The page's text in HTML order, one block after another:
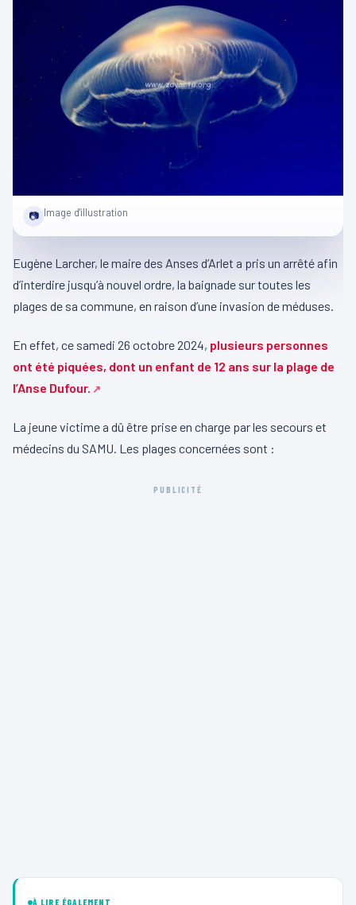
📷 Image d'illustration
Eugène Larcher, le maire des Anses d’Arlet a pris un arrêté afin
d’interdire jusqu’à nouvel ordre, la baignade sur toutes les
plages de sa commune, en raison d’une invasion de méduses.
En effet, ce samedi 26 octobre 2024, plusieurs personnes
ont été piquées, dont un enfant de 12 ans sur la plage de
l’Anse Dufour.
La jeune victime a dû être prise en charge par les secours et
médecins du SAMU. Les plages concernées sont :
PUBLICITÉ
À LIRE ÉGALEMENT